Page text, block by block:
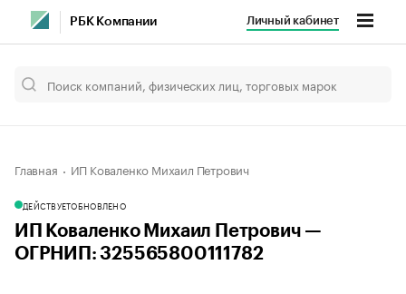
РБК Компании Личный кабинет
Главная ИП Коваленко Михаил Петрович
ДЕЙСТВУЕТОБНОВЛЕНО
ИП Коваленко Михаил Петрович —
ОГРНИП: 325565800111782